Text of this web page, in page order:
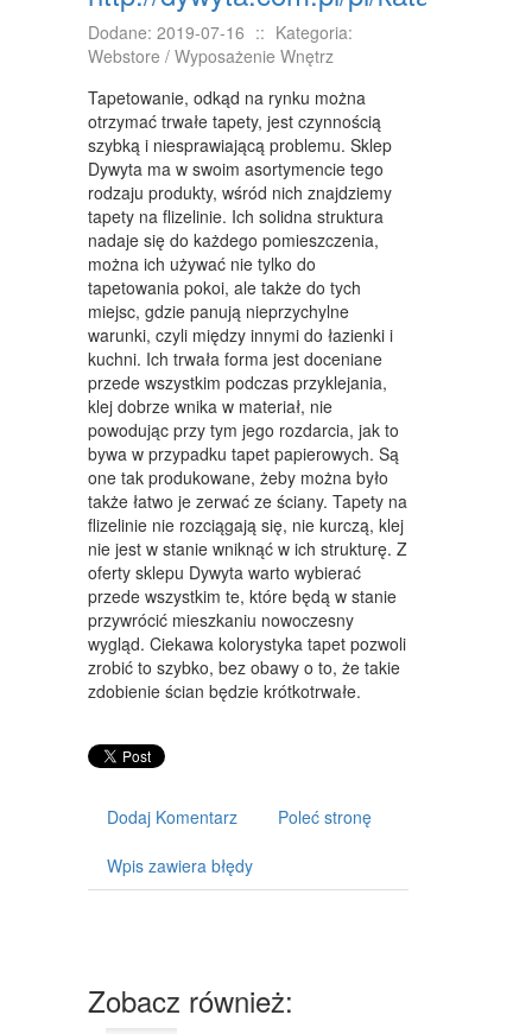
KURSY I SZKOLENIA
TŁUMACZENIA
WEBSTORE
BIŻUTERIA
DLA DZIECI
MEBLE
WYPOSAŻENIE WNĘTRZ
WYPOSAŻENIE ŁAZIENKI
ODZIEŻ
SPORT
ELEKTRONIKA, RTV, AGD
ART. DLA ZWIERZĄT
OGRÓD, ROŚLINY
CHEMIA
ART. SPOŻYWCZE
URZĄDZENIA
MASZYNY
TRANSPORT
Dodane: 2019-07-16 :: Kategoria:
Webstore / Wyposażenie Wnętrz
Tapetowanie, odkąd na rynku można
otrzymać trwałe tapety, jest czynnością
szybką i niesprawiającą problemu. Sklep
Dywyta ma w swoim asortymencie tego
rodzaju produkty, wśród nich znajdziemy
tapety na flizelinie. Ich solidna struktura
nadaje się do każdego pomieszczenia,
można ich używać nie tylko do
tapetowania pokoi, ale także do tych
miejsc, gdzie panują nieprzychylne
warunki, czyli między innymi do łazienki i
kuchni. Ich trwała forma jest doceniane
przede wszystkim podczas przyklejania,
klej dobrze wnika w materiał, nie
powodując przy tym jego rozdarcia, jak to
bywa w przypadku tapet papierowych. Są
one tak produkowane, żeby można było
także łatwo je zerwać ze ściany. Tapety na
flizelinie nie rozciągają się, nie kurczą, klej
nie jest w stanie wniknąć w ich strukturę. Z
oferty sklepu Dywyta warto wybierać
przede wszystkim te, które będą w stanie
przywrócić mieszkaniu nowoczesny
wygląd. Ciekawa kolorystyka tapet pozwoli
zrobić to szybko, bez obawy o to, że takie
zdobienie ścian będzie krótkotrwałe.
Dodaj Komentarz Poleć stronę
Wpis zawiera błędy
Zobacz również: